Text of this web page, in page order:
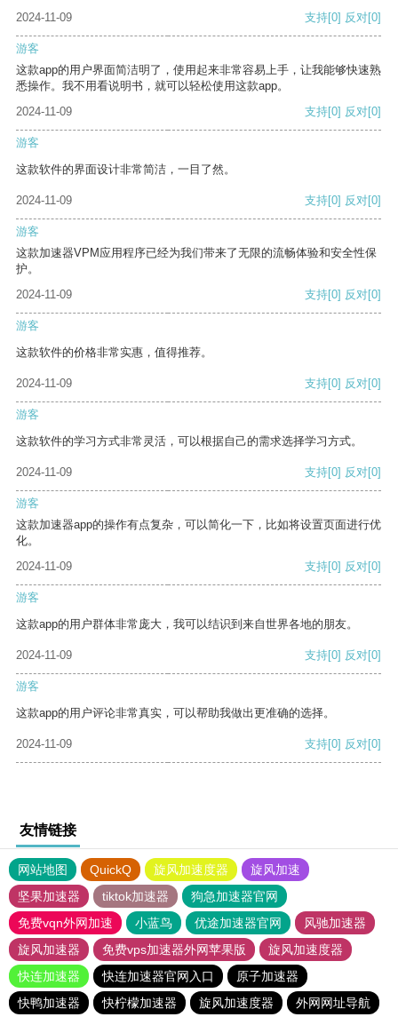
2024-11-09
支持[0] 反对[0]
游客
这款app的用户界面简洁明了，使用起来非常容易上手，让我能够快速熟
悉操作。我不用看说明书，就可以轻松使用这款app。
2024-11-09
支持[0] 反对[0]
游客
这款软件的界面设计非常简洁，一目了然。
2024-11-09 支持[0] 反对[0]
游客
这款加速器VPM应用程序已经为我们带来了无限的流畅体验和安全性保
护。
2024-11-09
支持[0] 反对[0]
游客
这款软件的价格非常实惠，值得推荐。
2024-11-09 支持[0] 反对[0]
游客
这款软件的学习方式非常灵活，可以根据自己的需求选择学习方式。
2024-11-09 支持[0] 反对[0]
游客
这款加速器app的操作有点复杂，可以简化一下，比如将设置页面进行优
化。
2024-11-09
支持[0] 反对[0]
游客
这款app的用户群体非常庞大，我可以结识到来自世界各地的朋友。
2024-11-09 支持[0] 反对[0]
游客
这款app的用户评论非常真实，可以帮助我做出更准确的选择。
2024-11-09 支持[0] 反对[0]
友情链接
网站地图 QuickQ 旋风加速度器
旋风加速
坚果加速器
tiktok加速器
狗急加速器官网
免费vqn外网加速
小蓝鸟 优途加速器官网
风驰加速器
旋风加速器
免费vps加速器外网苹果版
旋风加速度器
快连加速器
快连加速器官网入口
原子加速器
快鸭加速器
快柠檬加速器 旋风加速度器 外网网址导航